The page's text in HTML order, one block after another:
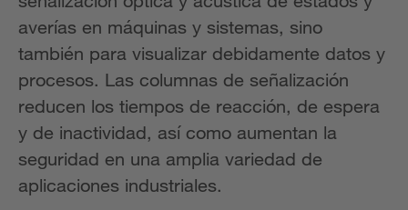
averías en máquinas y sistemas, sino
también para visualizar debidamente datos y
procesos. Las columnas de señalización
reducen los tiempos de reacción, de espera
y de inactividad, así como aumentan la
seguridad en una amplia variedad de
aplicaciones industriales.